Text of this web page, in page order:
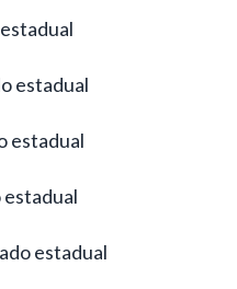
estadual
estadual
estadual